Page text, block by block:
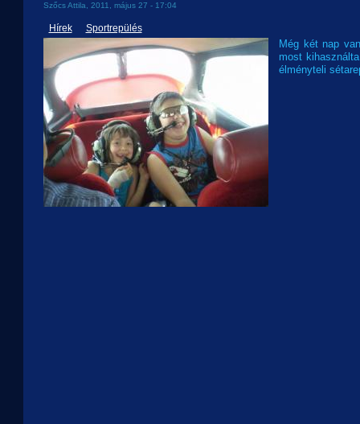
Szőcs Attila, 2011, május 27 - 17:04
Hírek Sportrepülés
Még két nap
most
élményteli